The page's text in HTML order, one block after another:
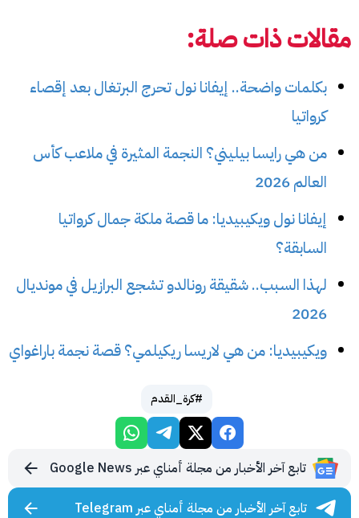
مقالات ذات صلة:
بكلمات واضحة.. إيفانا نول تحرج البرتغال بعد إقصاء
كرواتيا
من هي رايسا بيليني؟ النجمة المثيرة في ملاعب كأس
العالم 2026
إيفانا نول ويكيبيديا: ما قصة ملكة جمال كرواتيا
السابقة؟
لهذا السبب.. شقيقة رونالدو تشجع البرازيل في مونديال
2026
ويكيبيديا: من هي لاريسا ريكيلمي؟ قصة نجمة باراغواي
#كرة_القدم
تابع آخر الأخبار من مجلة أمناي عبر Google News
تابع آخر الأخبار من مجلة أمناي عبر Telegram